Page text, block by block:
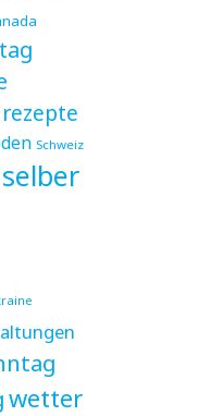
rezepte
Schweiz
selber
wetter